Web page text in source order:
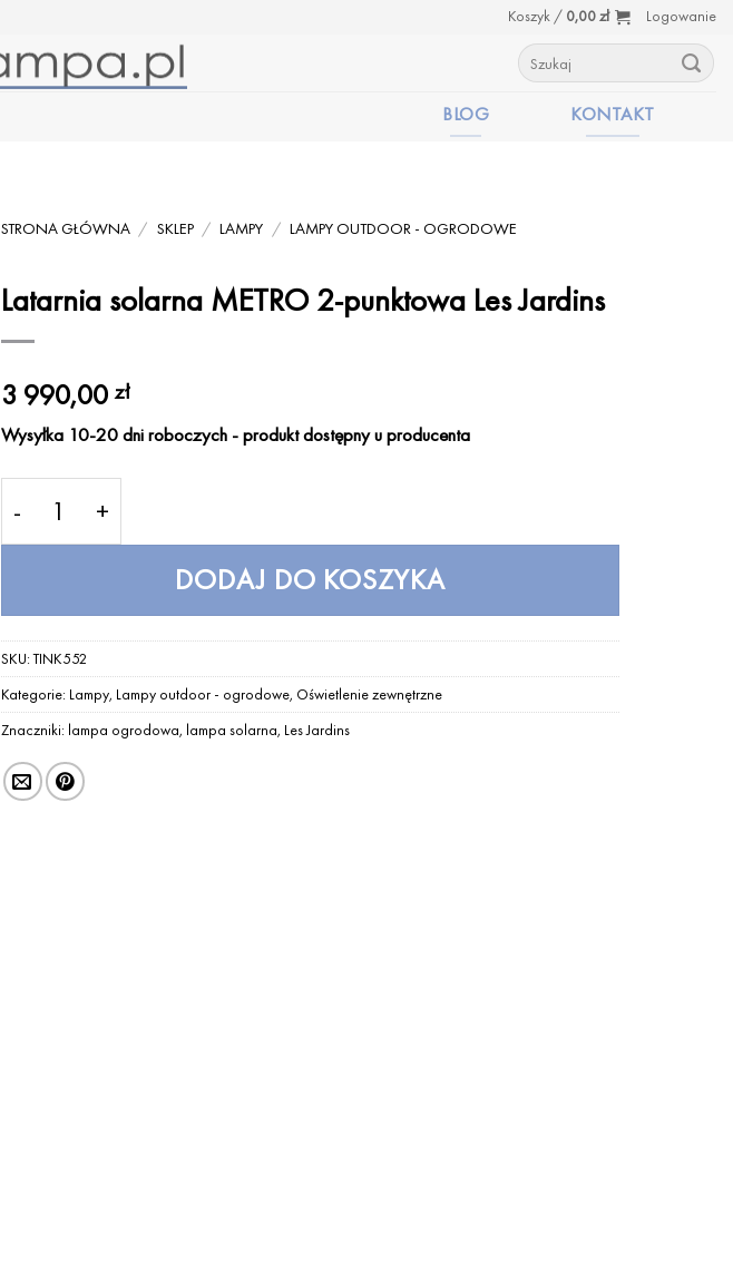
Koszyk / 0,00zł
Logowanie
Szukaj:
BLOG KONTAKT
STRONA GŁÓWNA / SKLEP / LAMPY / LAMPY OUTDOOR - OGRODOWE
Latarnia solarna METRO 2-punktowa Les Jardins
3 990,00zł
Wysyłka 10-20 dni roboczych - produkt dostępny u producenta
ilość Latarnia solarna METRO 2-punktowa Les Jardins
DODAJ DO KOSZYKA
SKU:TINK552
Kategorie: Lampy, Lampy outdoor - ogrodowe, Oświetlenie zewnętrzne
Znaczniki: lampa ogrodowa, lampa solarna, Les Jardins